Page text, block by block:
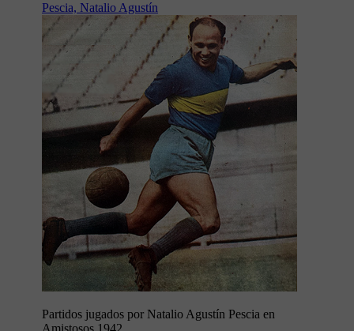
Pescia, Natalio Agustín
Partidos jugados por Natalio Agustín Pescia en